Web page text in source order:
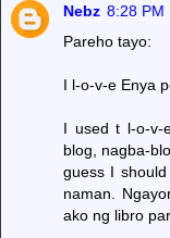
Nebz 8:28 PM
Pareho tayo:
I l-o-v-e Enya
I used t l-o-v-
blog, nagba-
guess I
naman.
ako ng libro